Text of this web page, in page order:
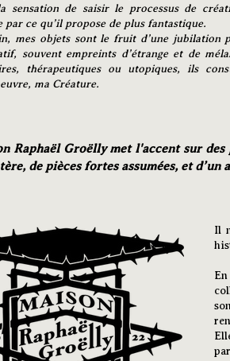
sensation de saisir le processus de
par ce qu’il propose de plus fantastique.
mes objets sont le fruit d’une jubilation
souvent empreints d’étrange et de
thérapeutiques ou utopiques, ils
ma Créature.
Raphaël Groëlly met l'accent sur
de pièces fortes assumées, et
Il